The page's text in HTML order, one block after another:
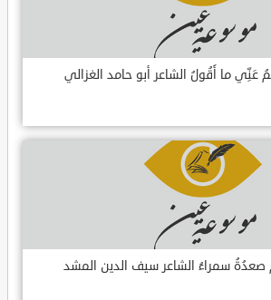
ما أَقُولُ الشاعر أبو حامد الغزالي
سمراءُ الشاعر سيف الدين المشد